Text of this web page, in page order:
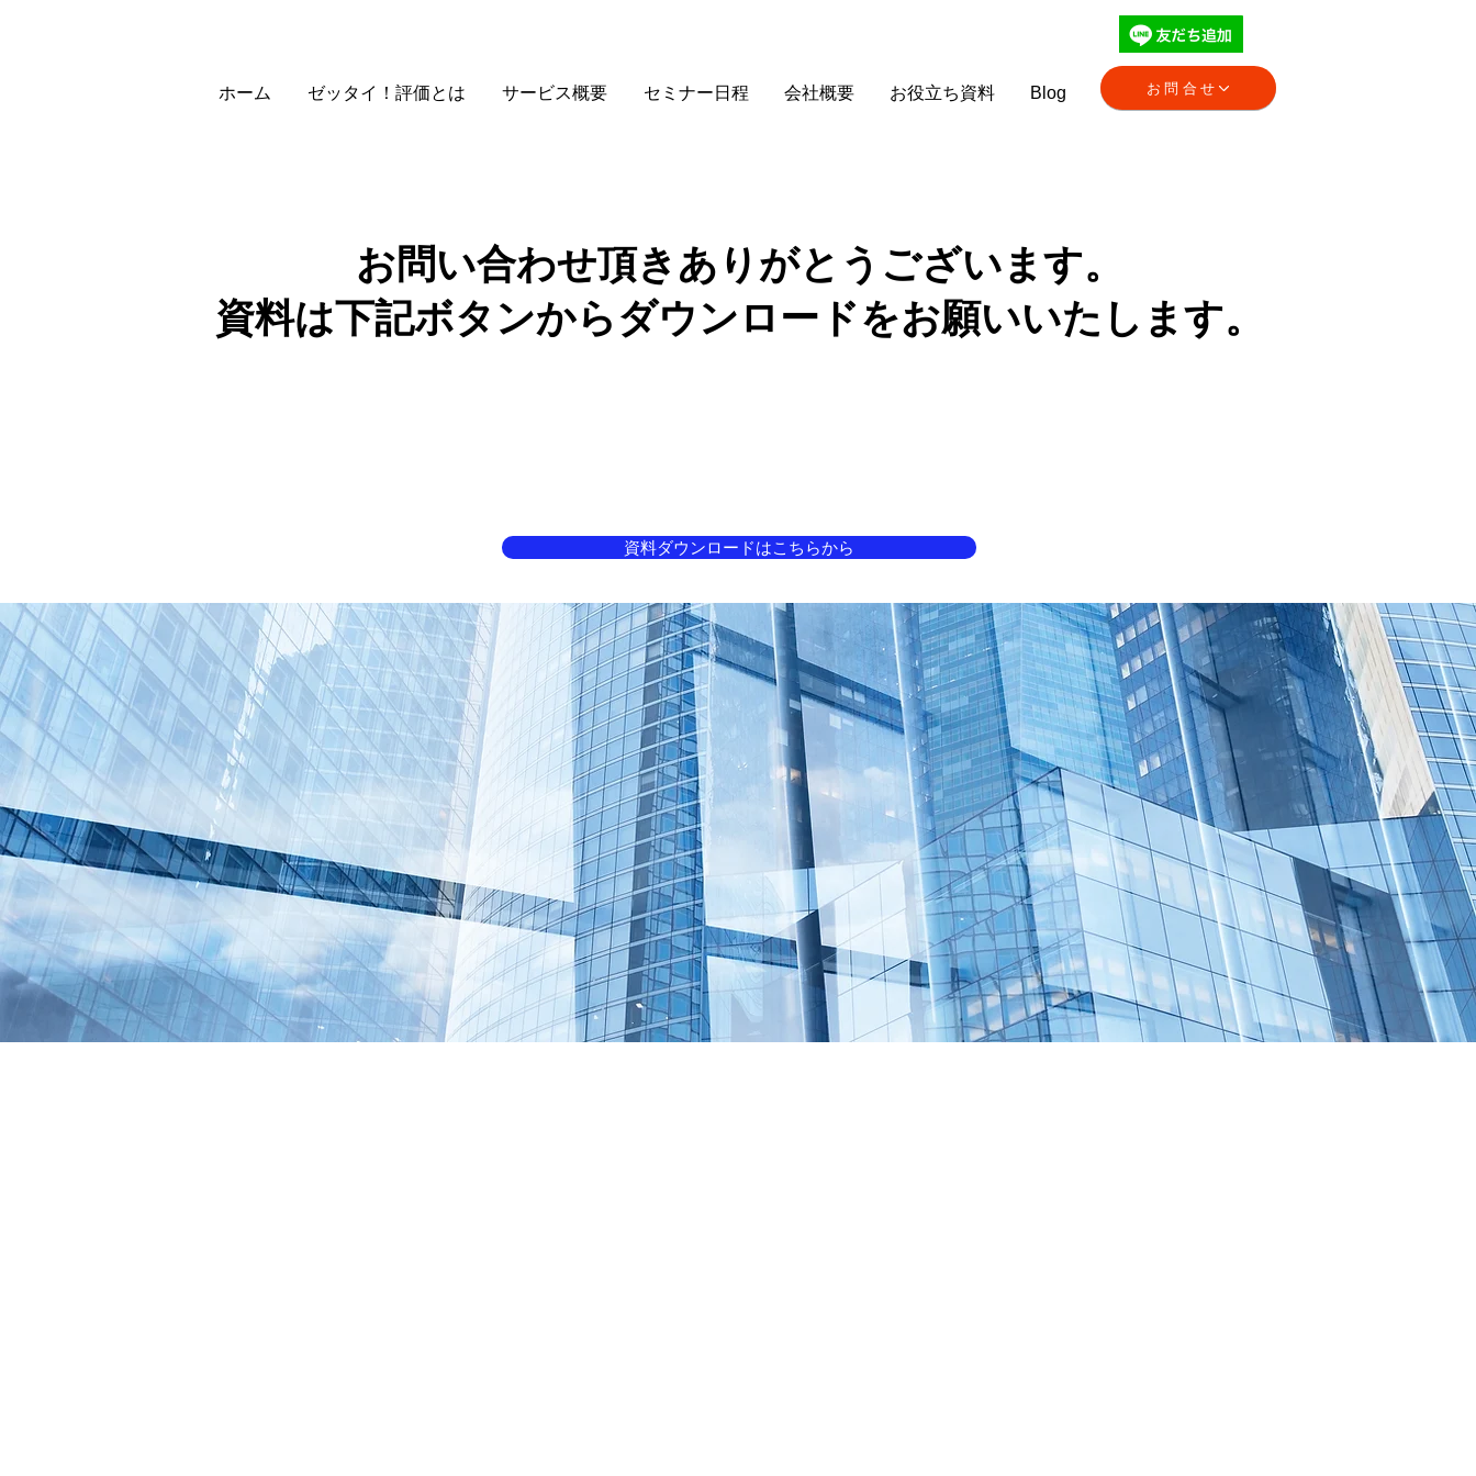
ホーム ゼッタイ！評価とは サービス概要 セミナー日程 会社概要 お役立ち資料 Blog お問合せ
お問い合わせ頂きありがとうございます。
​資料は下記ボタンからダウンロードをお願いいたします。
資料ダウンロードはこちらから